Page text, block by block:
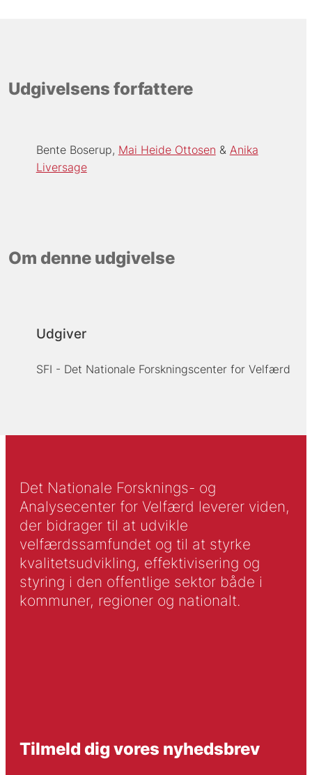
Udgivelsens forfattere
Bente Boserup Mai Heide Ottosen
Anika
Liversage
Om denne udgivelse
Udgiver
SFI - Det Nationale Forskningscenter for Velfærd
Det Nationale Forsknings- og
Analysecenter for Velfærd leverer viden,
der bidrager til at udvikle
velfærdssamfundet og til at styrke
kvalitetsudvikling, effektivisering og
styring i den offentlige sektor både i
kommuner, regioner og nationalt.
Tilmeld dig vores nyhedsbrev